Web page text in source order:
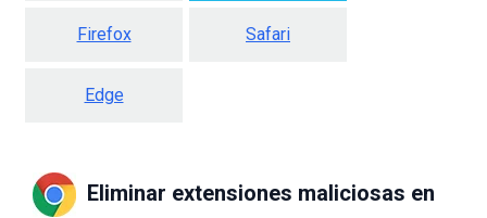
Firefox Safari
Edge
Eliminar extensiones maliciosas en